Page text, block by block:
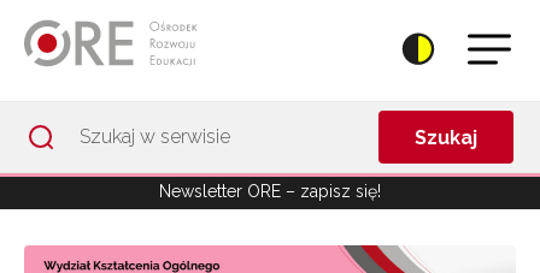
Szukaj
Newsletter ORE – zapisz się!